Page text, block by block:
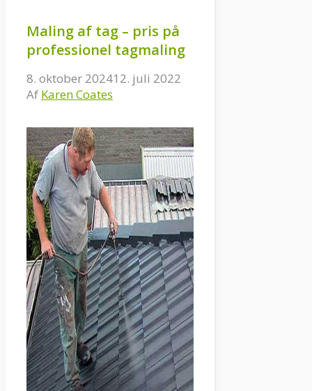
Maling af tag – pris på
professionel tagmaling
8. oktober 202412. juli 2022
Af Karen Coates